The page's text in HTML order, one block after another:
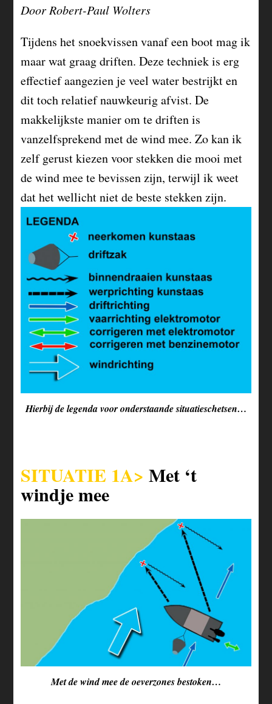
Door Robert-Paul Wolters
Tijdens het snoekvissen vanaf een boot mag ik
maar wat graag driften. Deze techniek is erg
effectief aangezien je veel water bestrijkt en
dit toch relatief nauwkeurig afvist. De
makkelijkste manier om te driften is
vanzelfsprekend met de wind mee. Zo kan ik
zelf gerust kiezen voor stekken die mooi met
de wind mee te bevissen zijn, terwijl ik weet
dat het wellicht niet de beste stekken zijn.
Hierbij de legenda voor onderstaande situatieschetsen…
SITUATIE 1A> Met ‘t
windje mee
Met de wind mee de oeverzones bestoken…